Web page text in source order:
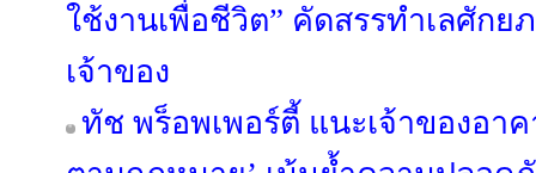
ใช้งานเพื่อชีวิต” คัดสรรทำเลศักย
เจ้าของ
ทัช พร็อพเพอร์ตี้ แนะเจ้าของอา